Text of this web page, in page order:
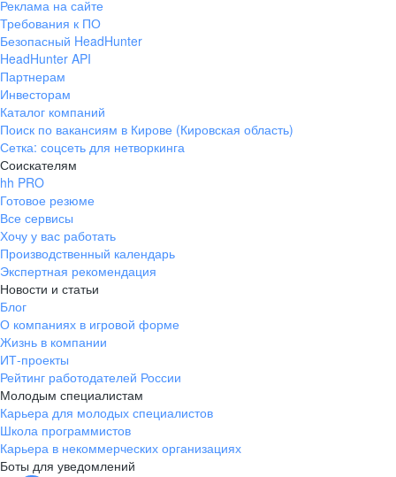
Реклама на сайте
Требования к ПО
Безопасный HeadHunter
HeadHunter API
Партнерам
Инвесторам
Каталог компаний
Поиск по вакансиям в Кирове (Кировская область)
Сетка: соцсеть для нетворкинга
Соискателям
hh PRO
Готовое резюме
Все сервисы
Хочу у вас работать
Производственный календарь
Экспертная рекомендация
Новости и статьи
Блог
О компаниях в игровой форме
Жизнь в компании
ИТ-проекты
Рейтинг работодателей России
Молодым специалистам
Карьера для молодых специалистов
Школа программистов
Карьера в некоммерческих организациях
Боты для уведомлений